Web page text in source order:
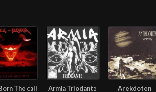
The call
Armia Triodante
Anekdoten